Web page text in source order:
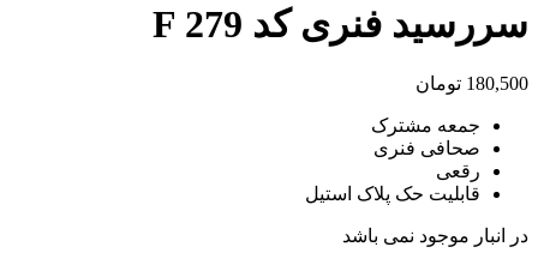
سررسید فنری کد F 279
180,500 تومان
جمعه مشترک
صحافی فنری
رقعی
قابلیت حک پلاک استیل
در انبار موجود نمی باشد